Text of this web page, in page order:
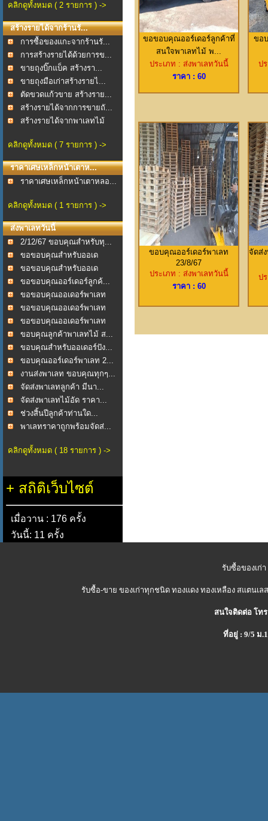
คลิกดูทั้งหมด ( 2 รายการ ) ->
สร้างรายได้จากร้านรั...
การซื้อของแกะจากร้านรั...
การสร้างรายได้ด้วยการข...
ขายถุงบิ๊กแบ็ค สร้างรา...
ขายถุงมือเก่าสร้างรายไ...
ตัดขวดแก้วขาย สร้างราย...
สร้างรายได้จากการขายถั...
สร้างรายได้จากพาเลทไม้
คลิกดูทั้งหมด ( 7 รายการ ) ->
ราคาเศษเหล็กหน้าเตาห...
ราคาเศษเหล็กหน้าเตาหลอ...
คลิกดูทั้งหมด ( 1 รายการ ) ->
ส่งพาเลทวันนี้
2/12/67 ขอบคุณสำหรับทุ...
ขอขอบคุณสำหรับออเด
อร์ช...ขอขอบคุณสำหรับออเด
อร์พ...ขอขอบคุณออร์เดอร์ลูกค้...
ขอขอบคุณออเดอร์พาเลท
2...
ขอขอบคุณออเดอร์พาเลท
ไม... ขอขอบคุณออเดอร์พาเลท
ไม... ขอบคุณลูกค้าพาเลทไม้ ส...
ขอบคุณสำหรับออเดอร์ปัง...
ขอบคุณออร์เดอร์พาเลท 2...
งานส่งพาเลท ขอบคุณทุกๆ...
จัดส่งพาเลทลูกค้า มีนา...
จัดส่งพาเลทไม้อัด ราคา...
ช่วงสิ้นปีลูกค้าท่านใด...
พาเลทราคาถูกพร้อมจัดส่...
คลิกดูทั้งหมด ( 18 รายการ ) ->
+ สถิติเว็บไซต์
เมื่อวาน : 176 ครั้ง
วันนี้: 11 ครั้ง
ขอขอบคุณออร์เดอร์ลูกค้าที่
สนใจพาเลทไม้ พ...
ประเภท : ส่งพาเลทวันนี้
ราคา : 60
ขอ
ป
ขอบคุณออร์เดอร์พาเลท
23/8/67
ประเภท : ส่งพาเลทวันนี้
ราคา : 60
จัดส่
ป
รับซื้อของเก่
รับซื้อ-ขาย ของเก่าทุกชนิด ทองแดง ทองเหลือง สแตนเ
สนใจติดต่อ โทร
ที่อยู่ : 9/5 ม